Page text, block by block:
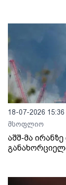
18-07-2026 15:36
მსოფლიო
აშშ-მა